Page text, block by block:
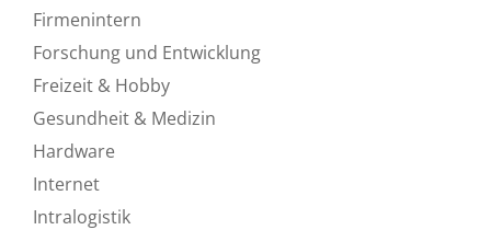
Firmenintern
Forschung und Entwicklung
Freizeit & Hobby
Gesundheit & Medizin
Hardware
Internet
Intralogistik